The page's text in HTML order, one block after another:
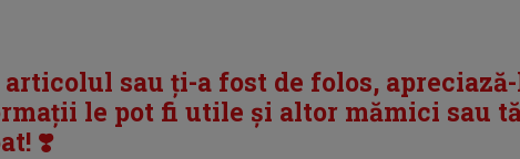
sau ți-a fost de folos,
le pot fi utile și altor mămici sau
❣️